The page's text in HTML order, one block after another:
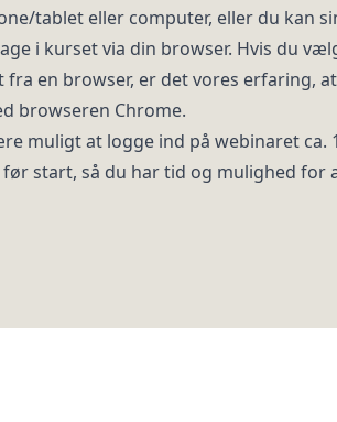
tablet eller computer, eller du kan
i kurset via din browser. Hvis du
fra en browser, er det vores erfaring,
browseren Chrome.
muligt at logge ind på webinaret ca.
start, så du har tid og mulighed for